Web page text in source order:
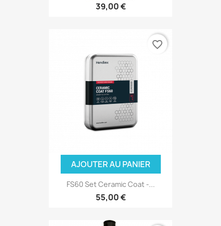
39,00 €
AJOUTER AU PANIER
FS60 Set Ceramic Coat -...
55,00 €
favorite_border